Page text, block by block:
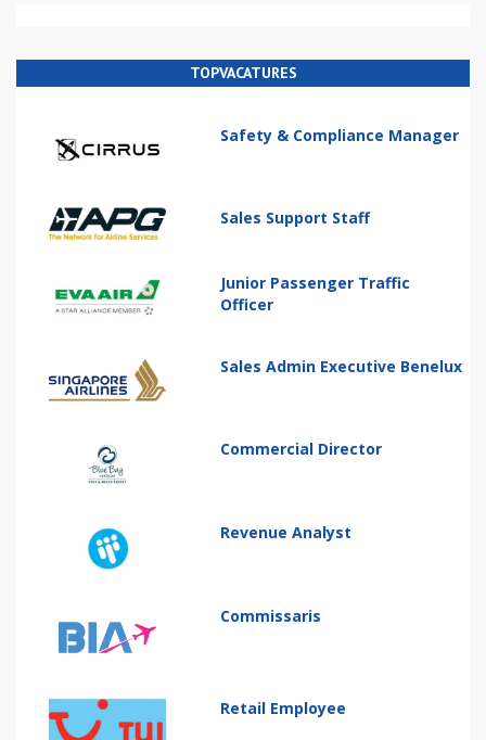
TOPVACATURES
Safety & Compliance Manager
Sales Support Staff
Junior Passenger Traffic
Officer
Sales Admin Executive Benelux
Commercial Director
Revenue Analyst
Commissaris
Retail Employee